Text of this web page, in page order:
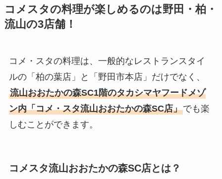
コメスタの料理が楽しめるのは野田・柏・
流山の3店舗！
コメ・スタの料理は、一般的なレストランスタイ
ルの「柏の葉店」と「野田市本店」だけでなく、
流山おおたかの森SC1階のタカシマヤフードメゾ
ン内「コメ・スタ流山おおたかの森SC店」でも楽
しむことができます。
コメスタ流山おおたかの森SC店とは？